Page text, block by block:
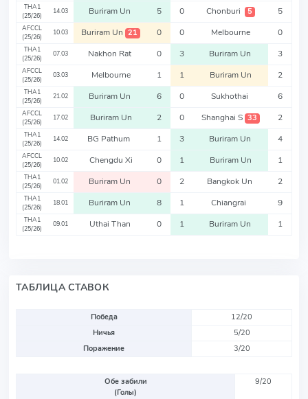
THA1
(25/26)
14.03 Buriram Un 5 0 Chonburi 5 5
AFCCL
(25/26)
10.03 Buriram Un 21 0 0 Melbourne 0
THA1
(25/26)
07.03 Nakhon Rat 0 3 Buriram Un 3
AFCCL
(25/26)
03.03 Melbourne 1 1 Buriram Un 2
THA1
(25/26)
21.02 Buriram Un 6 0 Sukhothai 6
AFCCL
(25/26)
17.02 Buriram Un 2 0 Shanghai S 33 2
THA1
(25/26)
14.02 BG Pathum 1 3 Buriram Un 4
AFCCL
(25/26)
10.02 Chengdu Xi 0 1 Buriram Un 1
THA1
(25/26)
01.02 Buriram Un 0 2 Bangkok Un 2
THA1
(25/26)
18.01 Buriram Un 8 1 Chiangrai 9
THA1
(25/26)
09.01 Uthai Than 0 1 Buriram Un 1
ТАБЛИЦА СТАВОК
Победа
12/20
Ничья
5/20
Поражение
3/20
Обе забили
(Голы)
9/20